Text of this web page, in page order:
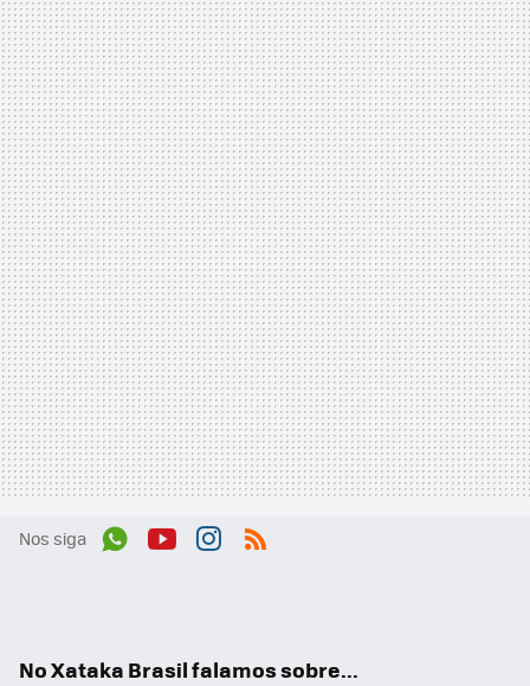
Nos siga
No Xataka Brasil falamos sobre...